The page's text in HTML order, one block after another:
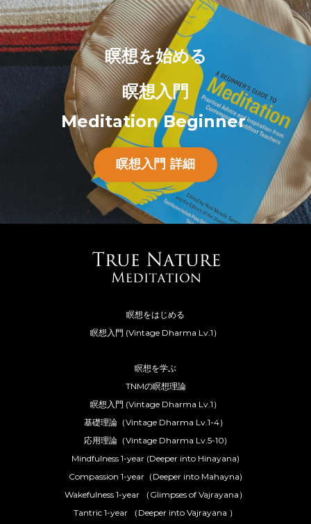
瞑想を始める
瞑想入門
Meditation Beginner
瞑想入門 詳細
瞑想をはじめる
瞑想入門 (Vintage Dharma Lv.1）
瞑想を学ぶ
TNMの瞑想理論
瞑想入門 (Vintage Dharma Lv.1）
基礎理論（Vintage Dharma Lv.1-4）
応用理論（Vintage Dharma Lv.5-10)
Mindfulness 1-year (Deeper into Hinayana)
Compassion 1-year（Deeper into Mahayna)
Wakefulness 1-year （Glimpses of Vajrayana）
Tantric 1-year （Deeper into Vajrayana ）